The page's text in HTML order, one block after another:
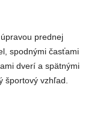
prednej
spodnými časťami
dverí a spätnými
športový vzhľad.